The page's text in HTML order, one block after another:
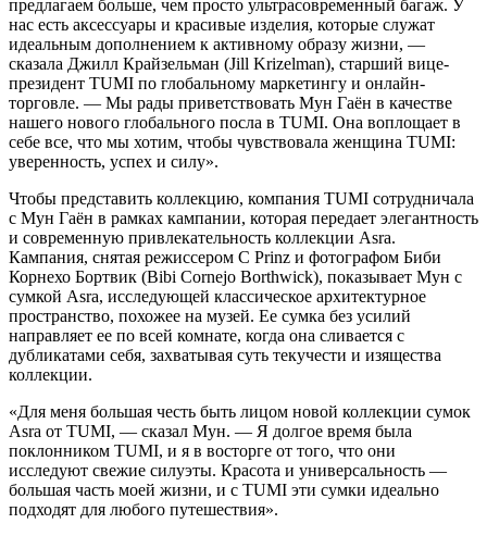
предлагаем больше, чем просто ультрасовременный багаж. У
нас есть аксессуары и красивые изделия, которые служат
идеальным дополнением к активному образу жизни, —
сказала Джилл Крайзельман (Jill Krizelman), старший вице-
президент TUMI по глобальному маркетингу и онлайн-
торговле. — Мы рады приветствовать Мун Гаён в качестве
нашего нового глобального посла в TUMI. Она воплощает в
себе все, что мы хотим, чтобы чувствовала женщина TUMI:
уверенность, успех и силу».
Чтобы представить коллекцию, компания TUMI сотрудничала
с Мун Гаён в рамках кампании, которая передает элегантность
и современную привлекательность коллекции Asra.
Кампания, снятая режиссером C Prinz и фотографом Биби
Корнехо Бортвик (Bibi Cornejo Borthwick), показывает Мун с
сумкой Asra, исследующей классическое архитектурное
пространство, похожее на музей. Ее сумка без усилий
направляет ее по всей комнате, когда она сливается с
дубликатами себя, захватывая суть текучести и изящества
коллекции.
«Для меня большая честь быть лицом новой коллекции сумок
Asra от TUMI, — сказал Мун. — Я долгое время была
поклонником TUMI, и я в восторге от того, что они
исследуют свежие силуэты. Красота и универсальность —
большая часть моей жизни, и с TUMI эти сумки идеально
подходят для любого путешествия».